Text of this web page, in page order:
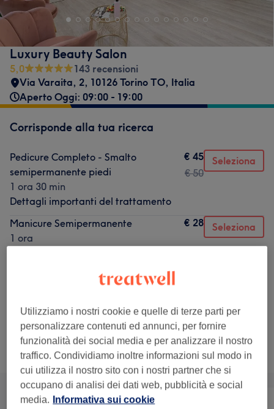
Luxury Beauty Salon
5,0
143 recensioni
Via Varaita, 2, 10126 Torino TO, Italia
Aperto Oggi: 09:00 - 19:00
Corrisponde alla tua ricerca
Pedicure Completo - Smalto
semipermanente piedi
1 ora 30 min
Dettagli importanti del trattamento
€ 45
€ 50
Seleziona
Manicure Semipermanente
1 ora
€ 28 Seleziona
Ricostruzione Unghia Singola
Dettagli importanti del trattamento
Non è quello che cercavi?
Sfoglia la lista dei servizi
Utilizziamo i nostri cookie e quelle di terze parti per
personalizzare contenuti ed annunci, per fornire
funzionalità dei social media e per analizzare il nostro
traffico. Condividiamo inoltre informazioni sul modo in
cui utilizza il nostro sito con i nostri partner che si
occupano di analisi dei dati web, pubblicità e social
media.
Informativa sui cookie